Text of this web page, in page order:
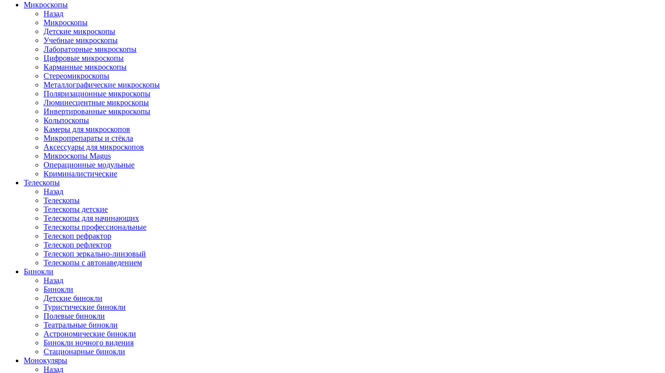
Микроскопы
Назад
Микроскопы
Детские микроскопы
Учебные микроскопы
Лабораторные микроскопы
Цифровые микроскопы
Карманные микроскопы
Стереомикроскопы
Металлографические микроскопы
Поляризационные микроскопы
Люминесцентные микроскопы
Инвертированные микроскопы
Кольпоскопы
Камеры для микроскопов
Микропрепараты и стёкла
Аксессуары для микроскопов
Микроскопы Magus
Операционные модульные
Криминалистические
Телескопы
Назад
Телескопы
Телескопы детские
Телескопы для начинающих
Телескопы профессиональные
Телескоп рефрактор
Телескоп рефлектор
Телескоп зеркально-линзовый
Телескопы с автонаведением
Бинокли
Назад
Бинокли
Детские бинокли
Туристические бинокли
Полевые бинокли
Театральные бинокли
Астрономические бинокли
Бинокли ночного видения
Стационарные бинокли
Монокуляры
Назад